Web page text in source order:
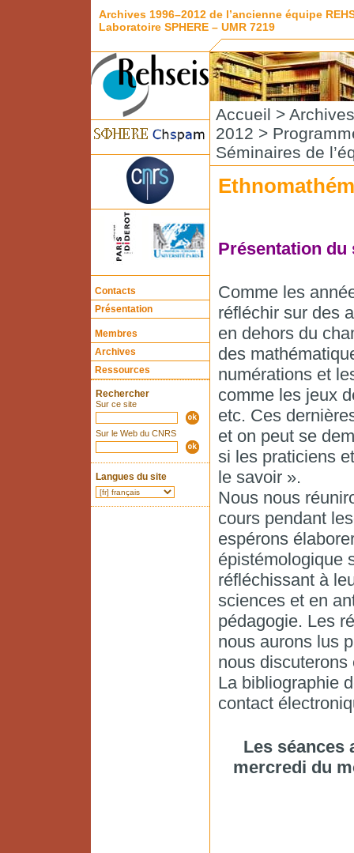
Archives 1996–2012 de l’ancienne équipe
Laboratoire SPHERE – UMR 7219
Contacts
Présentation
Membres
Archives
Ressources
Rechercher
Sur ce site
Sur le Web du CNRS
Langues du site
Accueil > Archives
2012 >
Séminaires de
Présentation du
Comme les
réfléchir sur des
en dehors du
des
numérations et
comme les jeux
etc. Ces
et on peut se
si les praticiens
le savoir ».
Nous nous
cours pendant
espérons
épistémologique
réfléchissant à
sciences et en
pédagogie. Les
nous aurons lus
nous
La bibliographie
contact
Les séances
mercredi du